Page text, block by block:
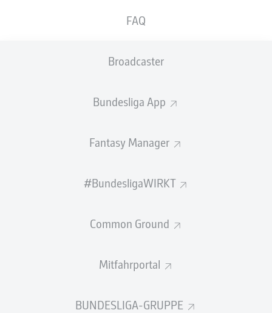
FAQ
Broadcaster
Bundesliga App
Fantasy Manager
#BundesligaWIRKT
Common Ground
Mitfahrportal
BUNDESLIGA-GRUPPE
Und das, obwohl er für Kameras und Fotografen
seinem BVB trat Konietzka zum 1. Spieltag der Saison
rechtzeitig an seinem Platz – "und die Fotografen
geborene Angreifer. Ganz schlecht war die Vorahnung
Seite durch , kam bis zur Grundlinie und fand mit seiner
acht Metern verwandelte. Es war das erste von
(1958-1965) sowie den TSV 1860 München schnürte